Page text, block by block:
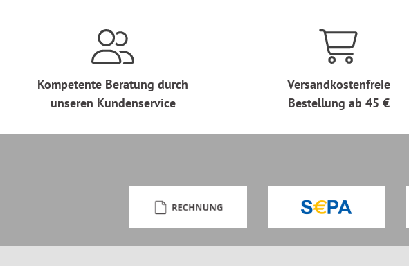
Kompetente Beratung durch
unseren Kundenservice
Versandkostenfreie
Bestellung ab 45 €